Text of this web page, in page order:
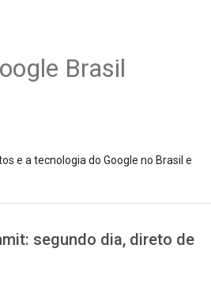
Brasil
e a tecnologia do Google no Brasil e
segundo dia, direto de